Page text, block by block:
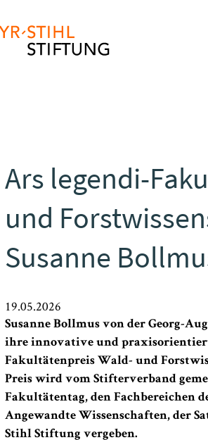
Ars legendi-
und
Susanne
19.05.2026
Susanne Bollmus von der Georg-
ihre innovative und
Fakultätenpreis Wald- und
Preis wird vom Stifterverband
Fakultätentag, den Fachbereichen
Angewandte Wissenschaften, der
Stihl Stiftung vergeben.